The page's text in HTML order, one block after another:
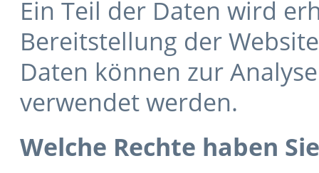
Ein Teil der Daten wird
Bereitstellung der
Daten können zur
verwendet werden.
Welche Rechte haben